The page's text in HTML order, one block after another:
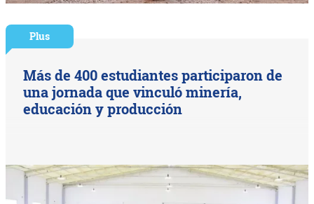
Plus
Más de 400 estudiantes participaron de
una jornada que vinculó minería,
educación y producción